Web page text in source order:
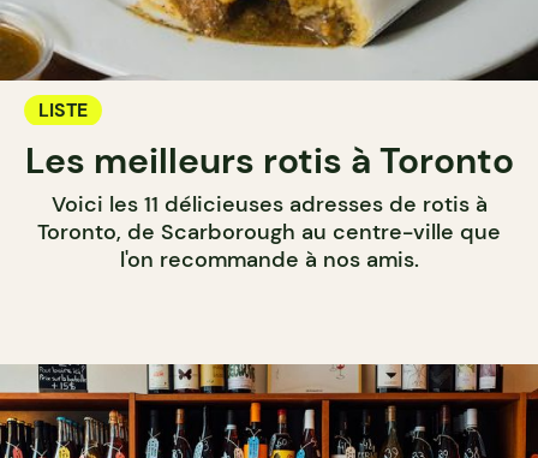
LISTE
Les meilleurs rotis à Toronto
Voici les 11 délicieuses adresses de rotis à
Toronto, de Scarborough au centre-ville que
l'on recommande à nos amis.